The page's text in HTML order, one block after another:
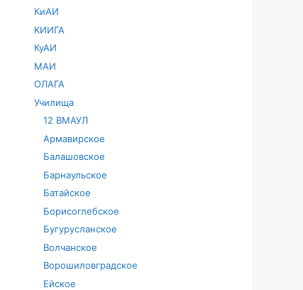
КиАИ
КИИГА
КуАИ
МАИ
ОЛАГА
Училища
12 ВМАУЛ
Армавирское
Балашовское
Барнаульское
Батайское
Борисоглебское
Бугурусланское
Волчанское
Ворошиловградское
Ейское